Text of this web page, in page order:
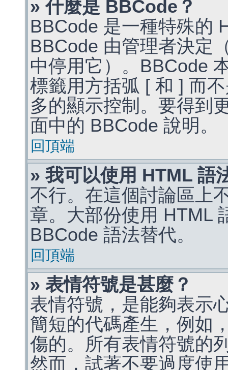
» 什麼是 BBCode？
BBCode 是一種特殊的
BBCode 由管理者決定
中停用它）。BBCode
標籤用方括弧 [ 和 ] 而
多的顯示控制。要得到
面中的 BBCode 說明。
回頂端
» 我可以使用 HTML 語
不行。在這個討論區上
章。大部份使用 HTML
BBCode 語法替代。
回頂端
» 表情符號是甚麼？
表情符號，是能夠表示
簡短的代碼產生，例如
傷的。所有表情符號的
然而，試著不要過度使